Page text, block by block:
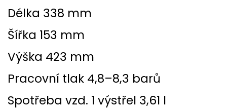
Délka 338 mm
Šířka 153 mm
Výška 423 mm
Pracovní tlak 4,8–8,3 barů
Spotřeba vzd. 1 výstřel 3,61 l